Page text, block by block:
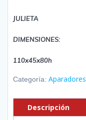
JULIETA
DIMENSIONES:
110x45x80h
Categoría: Aparadores
Descripción